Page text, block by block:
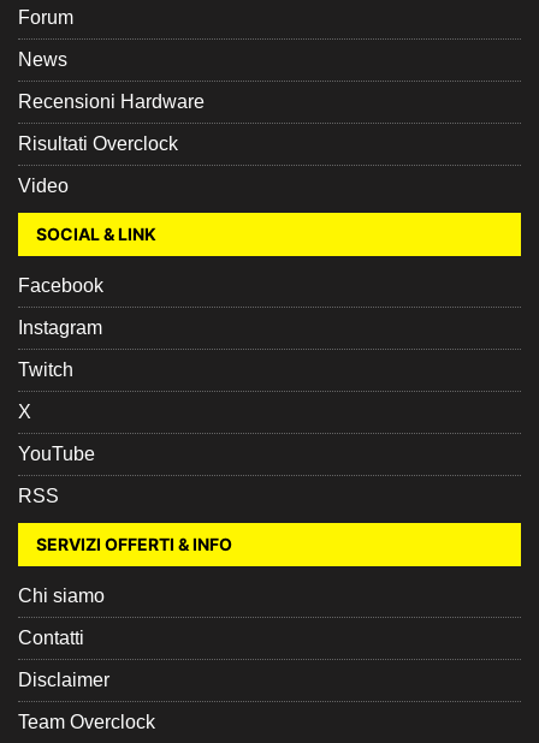
Forum
News
Recensioni Hardware
Risultati Overclock
Video
SOCIAL & LINK
Facebook
Instagram
Twitch
X
YouTube
RSS
SERVIZI OFFERTI & INFO
Chi siamo
Contatti
Disclaimer
Team Overclock